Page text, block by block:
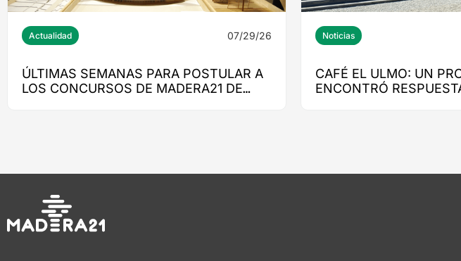
Actualidad 07/29/26
ÚLTIMAS SEMANAS PARA POSTULAR A
LOS CONCURSOS DE MADERA21 DE
Noticias
CAFÉ EL ULMO: UN
ENCONTRÓ